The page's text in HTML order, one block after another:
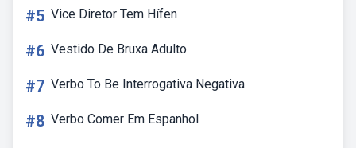
#5 Vice Diretor Tem Hífen
#6 Vestido De Bruxa Adulto
#7 Verbo To Be Interrogativa Negativa
#8 Verbo Comer Em Espanhol